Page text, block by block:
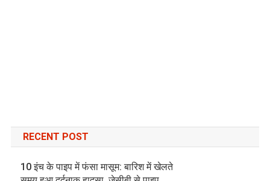
RECENT POST
10 इंच के पाइप में फंसा मासूम: बारिश में खेलते